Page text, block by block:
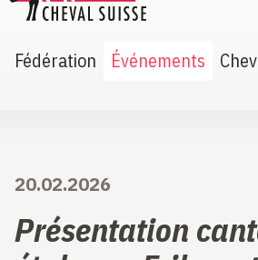
Fédération Événements
20.02.2026
Présentation